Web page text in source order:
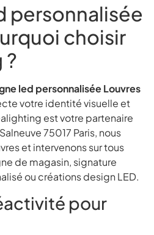
personnalisée
choisir
?
led personnalisée Louvres
votre identité visuelle et
est votre partenaire
75017 Paris, nous
et intervenons sur tous
de magasin, signature
ou créations design LED.
pour